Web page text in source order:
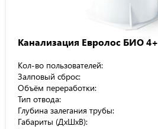
Канализация Евролос БИО 4+
Кол-во пользователей:
Залповый сброс:
Объём переработки:
Тип отвода:
Глубина залегания трубы:
Габариты (ДхШхВ):